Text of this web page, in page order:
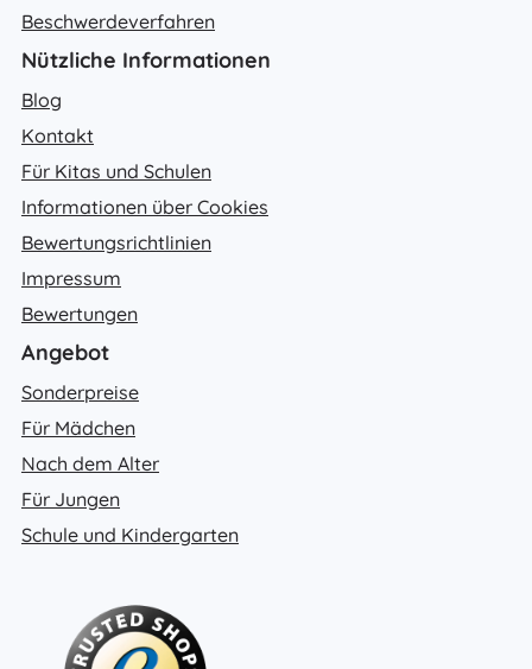
Beschwerdeverfahren
Nützliche Informationen
Blog
Kontakt
Für Kitas und Schulen
Informationen über Cookies
Bewertungsrichtlinien
Impressum
Bewertungen
Angebot
Sonderpreise
Für Mädchen
Nach dem Alter
Für Jungen
Schule und Kindergarten